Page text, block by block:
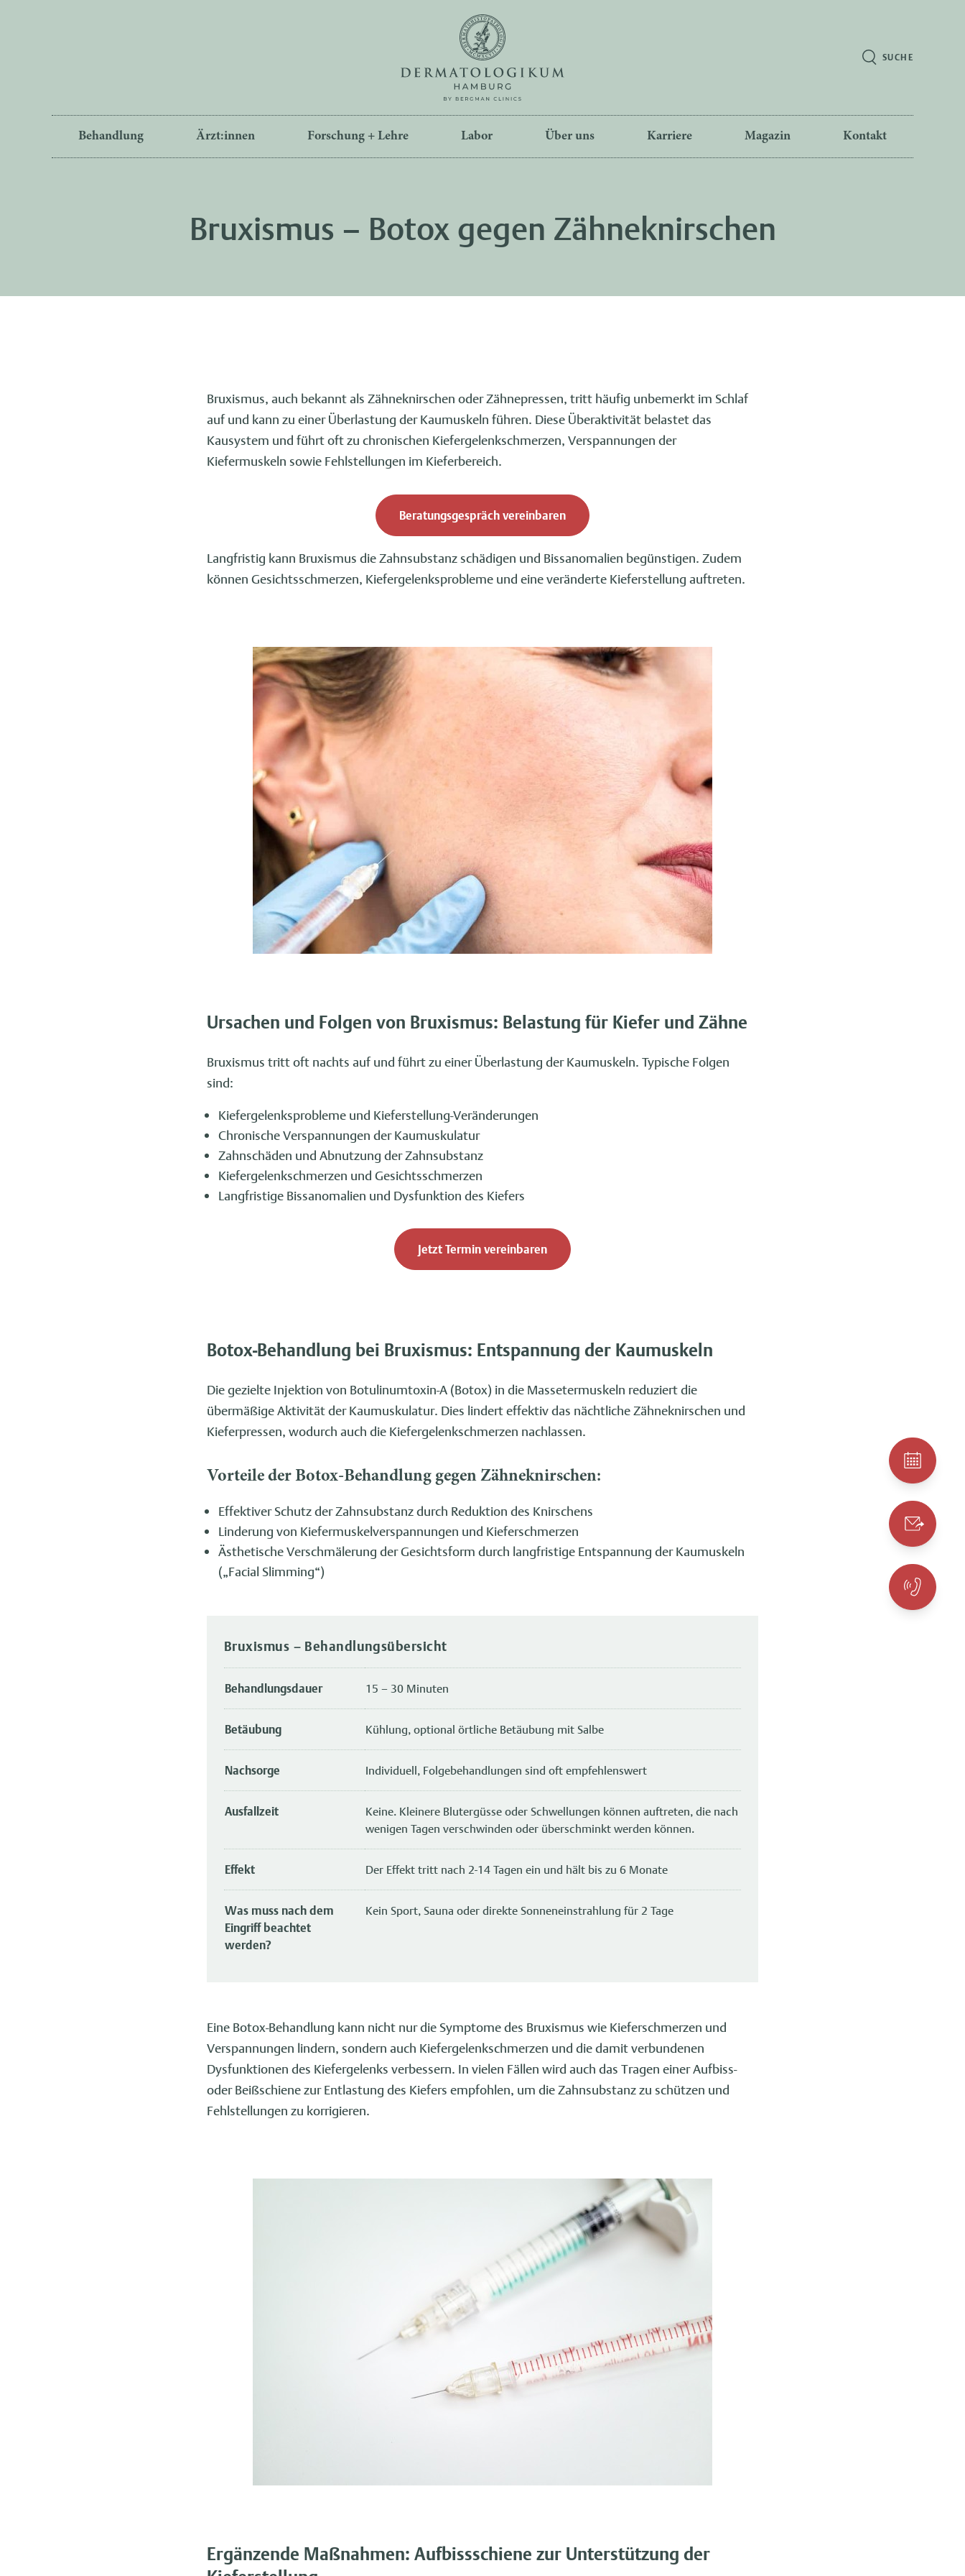
SUCHE
Behandlung Ärzt:innen Forschung + Lehre Labor Über uns Karriere Magazin Kontakt
Bruxismus – Botox gegen Zähneknirschen
Bruxismus, auch bekannt als Zähneknirschen oder Zähnepressen, tritt häufig unbemerkt im Schlaf
auf und kann zu einer Überlastung der Kaumuskeln führen. Diese Überaktivität belastet das
Kausystem und führt oft zu chronischen Kiefergelenkschmerzen, Verspannungen der
Kiefermuskeln sowie Fehlstellungen im Kieferbereich.
Beratungsgespräch vereinbaren
Langfristig kann Bruxismus die Zahnsubstanz schädigen und Bissanomalien begünstigen. Zudem
können Gesichtsschmerzen, Kiefergelenksprobleme und eine veränderte Kieferstellung auftreten.
Ursachen und Folgen von Bruxismus: Belastung für Kiefer und Zähne
Bruxismus tritt oft nachts auf und führt zu einer Überlastung der Kaumuskeln. Typische Folgen
sind:
Kiefergelenksprobleme und Kieferstellung-Veränderungen
Chronische Verspannungen der Kaumuskulatur
Zahnschäden und Abnutzung der Zahnsubstanz
Kiefergelenkschmerzen und Gesichtsschmerzen
Langfristige Bissanomalien und Dysfunktion des Kiefers
Jetzt Termin vereinbaren
Botox-Behandlung bei Bruxismus: Entspannung der Kaumuskeln
Die gezielte Injektion von Botulinumtoxin-A (Botox) in die Massetermuskeln reduziert die
übermäßige Aktivität der Kaumuskulatur. Dies lindert effektiv das nächtliche Zähneknirschen und
Kieferpressen, wodurch auch die Kiefergelenkschmerzen nachlassen.
Vorteile der Botox-Behandlung gegen Zähneknirschen:
Effektiver Schutz der Zahnsubstanz durch Reduktion des Knirschens
Linderung von Kiefermuskelverspannungen und Kieferschmerzen
Ästhetische Verschmälerung der Gesichtsform durch langfristige Entspannung der Kaumuskeln
(„Facial Slimming“)
Bruxismus – Behandlungsübersicht
Behandlungsdauer 15 – 30 Minuten
Betäubung Kühlung, optional örtliche Betäubung mit Salbe
Nachsorge Individuell, Folgebehandlungen sind oft empfehlenswert
Ausfallzeit
Keine. Kleinere Blutergüsse oder Schwellungen können auftreten, die nach
wenigen Tagen verschwinden oder überschminkt werden können.
Effekt Der Effekt tritt nach 2-14 Tagen ein und hält bis zu 6 Monate
Was muss nach dem
Eingriff beachtet
werden?
Kein Sport, Sauna oder direkte Sonneneinstrahlung für 2 Tage
Eine Botox-Behandlung kann nicht nur die Symptome des Bruxismus wie Kieferschmerzen und
Verspannungen lindern, sondern auch Kiefergelenkschmerzen und die damit verbundenen
Dysfunktionen des Kiefergelenks verbessern. In vielen Fällen wird auch das Tragen einer Aufbiss-
oder Beißschiene zur Entlastung des Kiefers empfohlen, um die Zahnsubstanz zu schützen und
Fehlstellungen zu korrigieren.
Ergänzende Maßnahmen: Aufbissschiene zur Unterstützung der